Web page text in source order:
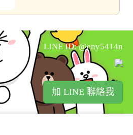
LINE ID: @eny5414n
加 LINE 聯絡我